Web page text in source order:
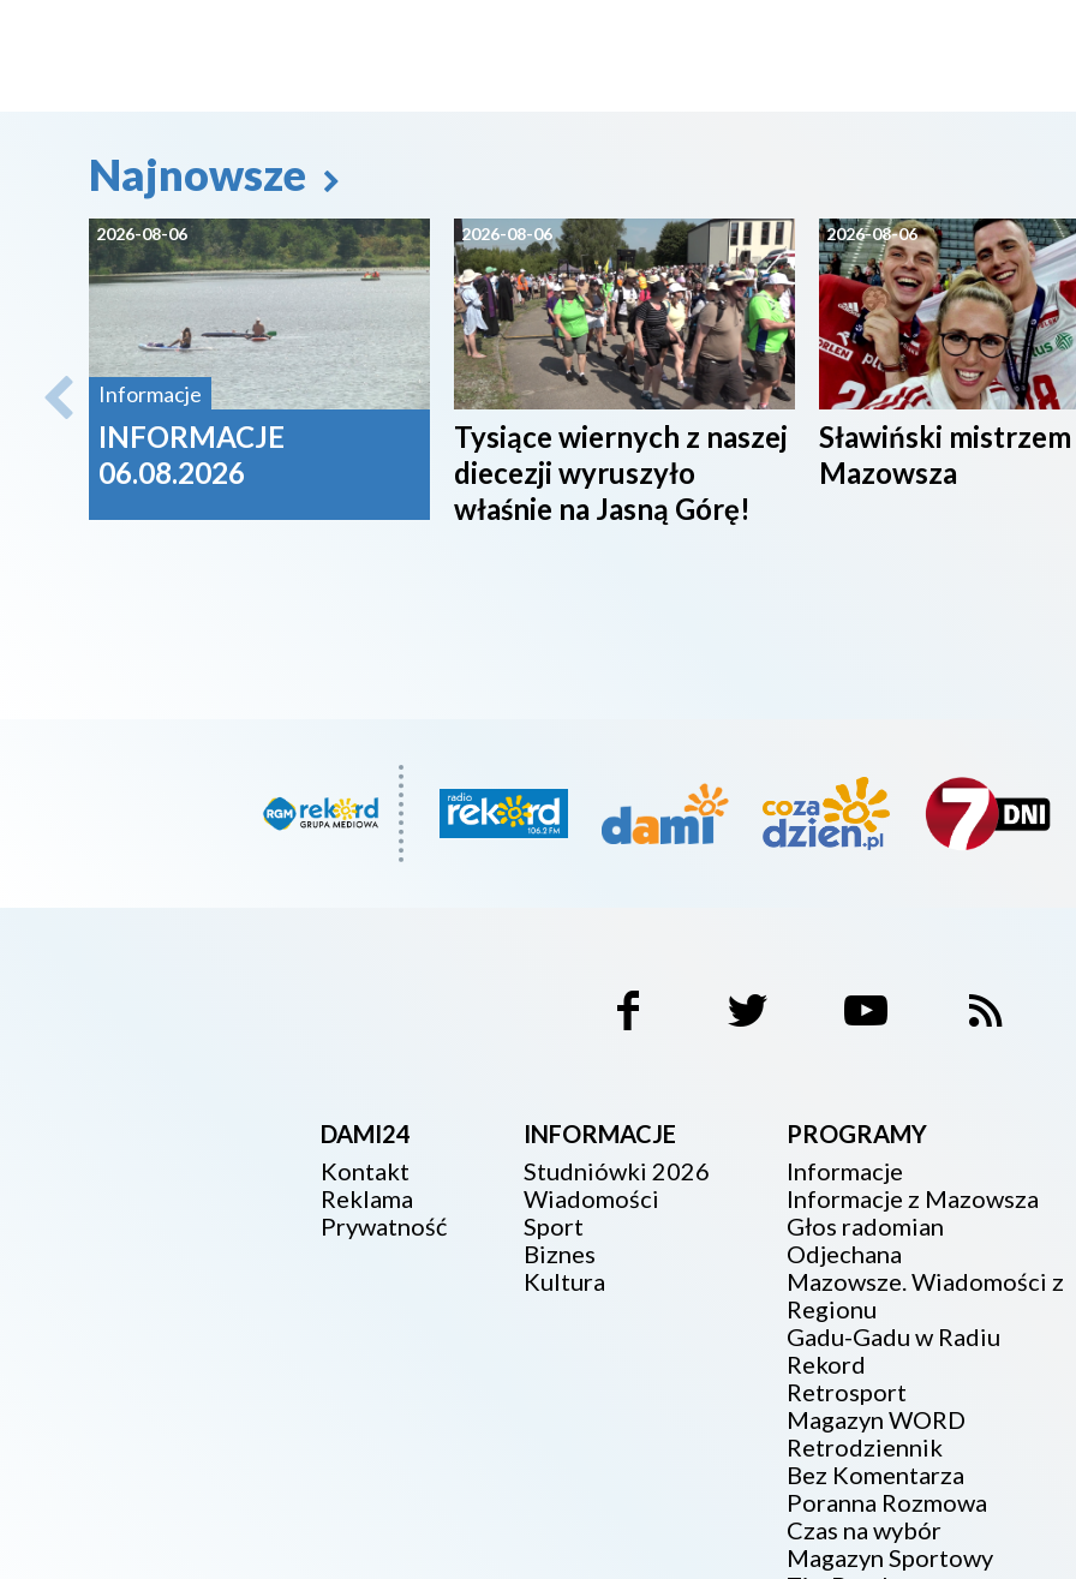
Najnowsze
2026-08-06
Informacje
INFORMACJE
06.08.2026
2026-08-06
Tysiące wiernych z naszej
diecezji wyruszyło
właśnie na Jasną Górę!
2026-08-06
Sławiński mistrzem
Mazowsza
DAMI24
Kontakt
Reklama
Prywatność
INFORMACJE
Studniówki 2026
Wiadomości
Sport
Biznes
Kultura
PROGRAMY
Informacje
Informacje z Mazowsza
Głos radomian
Odjechana
Mazowsze. Wiadomości z
Regionu
Gadu-Gadu w Radiu
Rekord
Retrosport
Magazyn WORD
Retrodziennik
Bez Komentarza
Poranna Rozmowa
Czas na wybór
Magazyn Sportowy